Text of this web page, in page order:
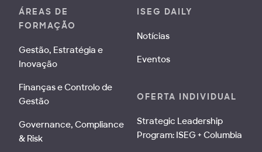
ÁREAS DE
FORMAÇÃO
Gestão, Estratégia e
Inovação
Finanças e Controlo de
Gestão
Governance, Compliance
& Risk
ISEG DAILY
Notícias
Eventos
OFERTA INDIVIDUAL
Strategic Leadership
Program: ISEG + Columbia